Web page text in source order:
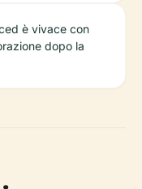
è vivace con
dopo la